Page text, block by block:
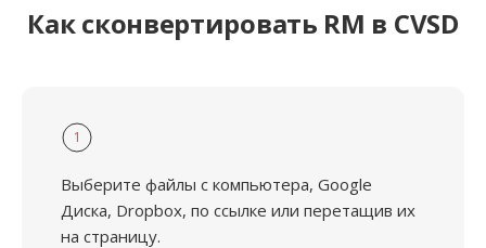
Как сконвертировать RM в CVSD
1
Выберите файлы с компьютера, Google
Диска, Dropbox, по ссылке или перетащив их
на страницу.